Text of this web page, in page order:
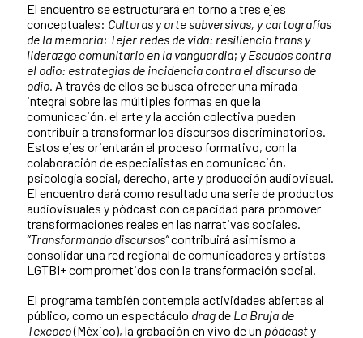
El encuentro se estructurará en torno a tres ejes
conceptuales: Culturas y arte subversivas, y cartografías
de la memoria; Tejer redes de vida: resiliencia trans y
liderazgo comunitario en la vanguardia; y Escudos contra
el odio: estrategias de incidencia contra el discurso de
odio. A través de ellos se busca ofrecer una mirada
integral sobre las múltiples formas en que la
comunicación, el arte y la acción colectiva pueden
contribuir a transformar los discursos discriminatorios.
Estos ejes orientarán el proceso formativo, con la
colaboración de especialistas en comunicación,
psicología social, derecho, arte y producción audiovisual.
El encuentro dará como resultado una serie de productos
audiovisuales y pódcast con capacidad para promover
transformaciones reales en las narrativas sociales.
“Transformando discursos”contribuirá asimismo a
consolidar una red regional de comunicadores y artistas
LGTBI+ comprometidos con la transformación social.
El programa también contempla actividades abiertas al
público, como un espectáculo dragde La Bruja de
Texcoco(México), la grabación en vivo de un pódcasty